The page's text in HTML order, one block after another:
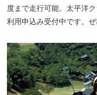
度まで走行可能。太平洋
利用申込み受付中です。ぜ